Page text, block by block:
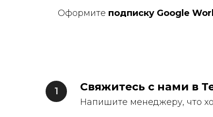
Оформите подписку Google
Свяжитесь с нами в
Напишите менеджеру, что